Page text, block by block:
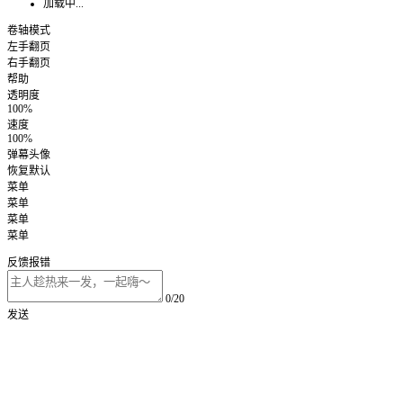
加载中...
卷轴模式
左手翻页
右手翻页
帮助
透明度
100%
速度
100%
弹幕头像
恢复默认
菜单
菜单
菜单
菜单
反馈报错
0/20
发送